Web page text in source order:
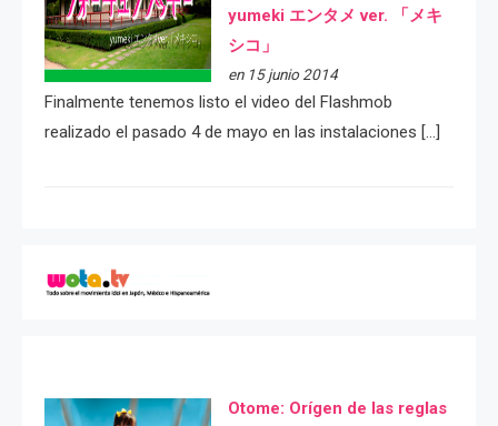
yumeki エンタメ ver. 「メキ
シコ」
en 15 junio 2014
Finalmente tenemos listo el video del Flashmob
realizado el pasado 4 de mayo en las instalaciones […]
Otome: Orígen de las reglas